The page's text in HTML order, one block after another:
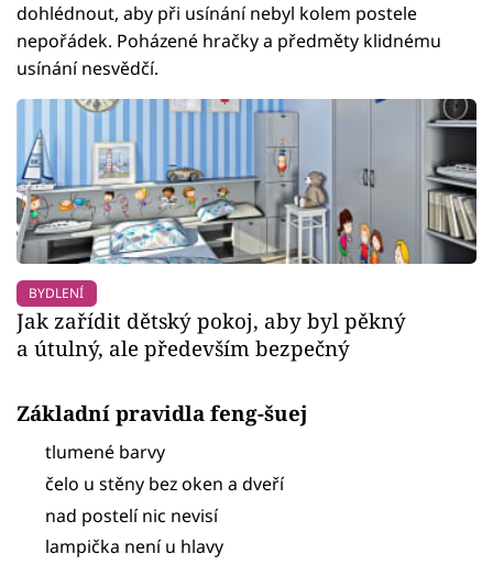
dohlédnout, aby při usínání nebyl kolem postele
nepořádek. Poházené hračky a předměty klidnému
usínání nesvědčí.
BYDLENÍ
Jak zařídit dětský pokoj, aby byl pěkný
a útulný, ale především bezpečný
Základní pravidla feng-šuej
tlumené barvy
čelo u stěny bez oken a dveří
nad postelí nic nevisí
lampička není u hlavy